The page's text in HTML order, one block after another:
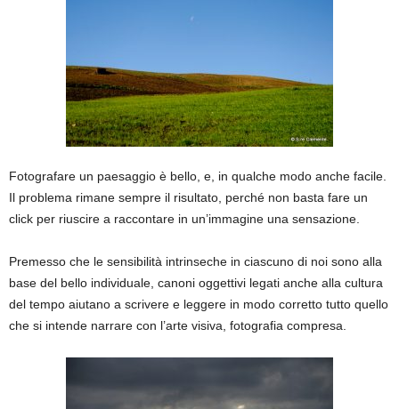
Fotografare un paesaggio è bello, e, in qualche modo anche facile.
Il problema rimane sempre il risultato, perché non basta fare un
click per riuscire a raccontare in un’immagine una sensazione.
Premesso che le sensibilità intrinseche in ciascuno di noi sono alla
base del bello individuale, canoni oggettivi legati anche alla cultura
del tempo aiutano a scrivere e leggere in modo corretto tutto quello
che si intende narrare con l’arte visiva, fotografia compresa.